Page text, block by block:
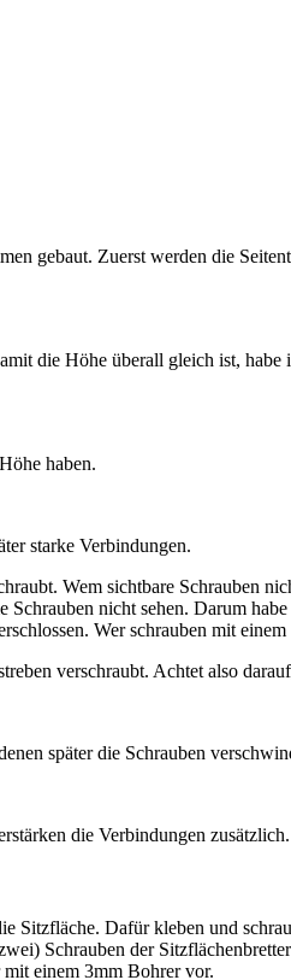
gebaut. Zuerst werden die
die Höhe überall gleich ist,
haben.
starke Verbindungen.
Wem sichtbare Schrauben
nicht sehen. Darum
Wer schrauben mit
verschraubt. Achtet also
später die Schrauben
die Verbindungen zusätzlich.
Sitzfläche. Dafür kleben und
Schrauben der
einem 3mm Bohrer vor.